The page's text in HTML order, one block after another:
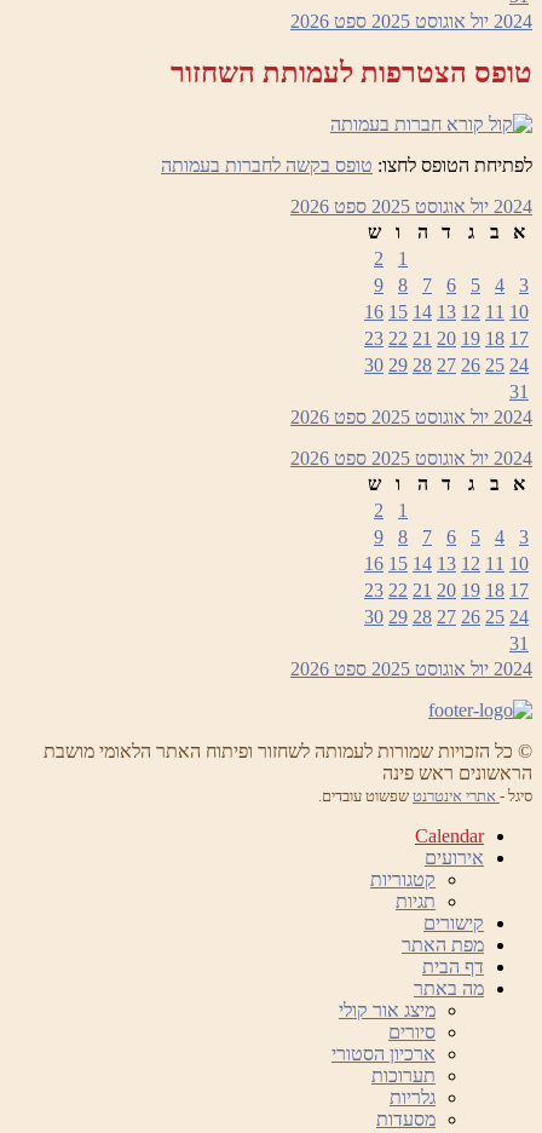
2024 יול אוגוסט 2025 ספט 2026
טופס הצטרפות לעמותת השחזור
לפתיחת הטופס לחצו: טופס בקשה לחברות בעמותה
2024 יול אוגוסט 2025 ספט 2026
א
ב ג ד ה ו
ש
1
2
3
4
5
6
7
8
9
10
11
12
13
14
15
16
17
18
19
20
21
22
23
24
25
26
27
28
29
30
31
2024 יול אוגוסט 2025 ספט 2026
2024 יול אוגוסט 2025 ספט 2026
א
ב ג ד ה ו
ש
1
2
3
4
5
6
7
8
9
10
11
12
13
14
15
16
17
18
19
20
21
22
23
24
25
26
27
28
29
30
31
2024 יול אוגוסט 2025 ספט 2026
© כל הזכויות שמורות לעמותה לשחזור ופיתוח האתר הלאומי מושבת
הראשונים ראש פינה
סיגל - אתרי אינטרנט שפשוט עובדים.
Calendar
אירועים
קטגוריות
תגיות
קישורים
מפת האתר
דף הבית
מה באתר
מיצג אור קולי
סיורים
ארכיון הסטורי
תערוכות
גלריות
מסעדות